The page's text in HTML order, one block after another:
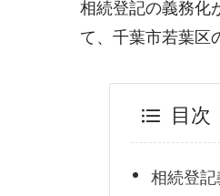
相続登記の義務化
て、千葉市若葉区
目次
相続登